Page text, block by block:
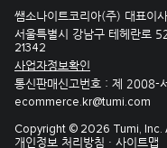
쌤소나이트코리아(주) 대표이
서울특별시 강남구 테헤란로
21342
사업자정보확인
통신판매신고번호 : 제 2008-
ecommerce.kr@tumi.com
Copyright © 2026 Tumi, Inc.
개인정보 처리방침 · 사이트맵